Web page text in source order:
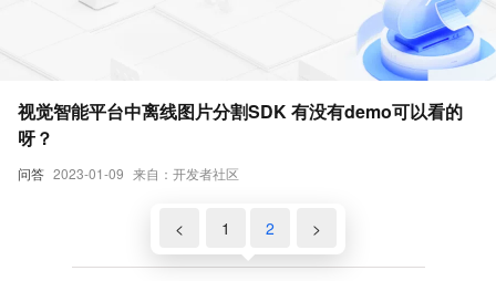
问答 2023-01-09 来自：开发者社区
视觉智能平台中离线图片分割SDK 有没有demo可以看的
呀？
< 1 2 >